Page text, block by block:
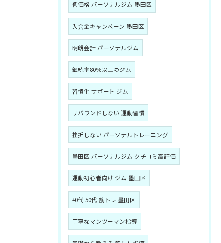
低価格 パーソナルジム 墨田区
入会金キャンペーン 墨田区
明朗会計 パーソナルジム
継続率80％以上のジム
習慣化 サポート ジム
リバウンドしない 運動習慣
挫折しない パーソナルトレーニング
墨田区 パーソナルジム クチコミ高評価
運動初心者向け ジム 墨田区
40代 50代 筋トレ 墨田区
丁寧なマンツーマン指導